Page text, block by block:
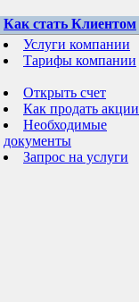
Как стать Клиентом
Услуги компании
Тарифы компании
Открыть счет
Как продать акции
Необходимые
документы
Запрос на услуги